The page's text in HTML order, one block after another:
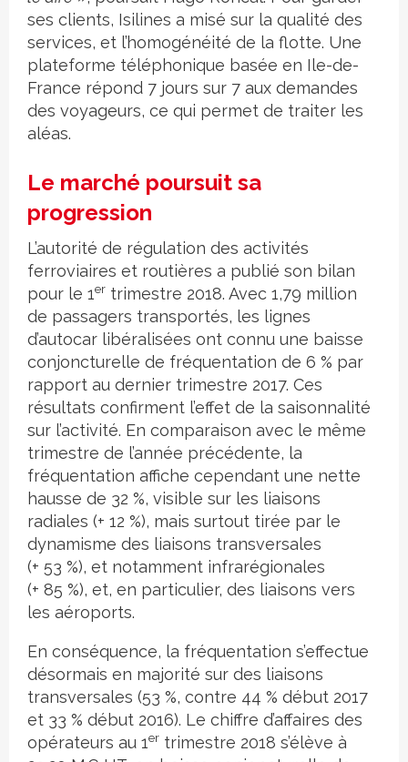
ses clients, Isilines a misé sur la qualité des
services, et l’homogénéité de la flotte. Une
plateforme téléphonique basée en Ile-de-
France répond 7 jours sur 7 aux demandes
des voyageurs, ce qui permet de traiter les
aléas.
Le marché poursuit sa
progression
L’autorité de régulation des activités
ferroviaires et routières a publié son bilan
pour le 1er trimestre 2018. Avec 1,79 million
de passagers transportés, les lignes
d’autocar libéralisées ont connu une baisse
conjoncturelle de fréquentation de 6 % par
rapport au dernier trimestre 2017. Ces
résultats confirment l’effet de la saisonnalité
sur l’activité. En comparaison avec le même
trimestre de l’année précédente, la
fréquentation affiche cependant une nette
hausse de 32 %, visible sur les liaisons
radiales (+ 12 %), mais surtout tirée par le
dynamisme des liaisons transversales
(+ 53 %), et notamment infrarégionales
(+ 85 %), et, en particulier, des liaisons vers
les aéroports.
En conséquence, la fréquentation s’effectue
désormais en majorité sur des liaisons
transversales (53 %, contre 44 % début 2017
et 33 % début 2016). Le chiffre d’affaires des
opérateurs au 1er trimestre 2018 s’élève à